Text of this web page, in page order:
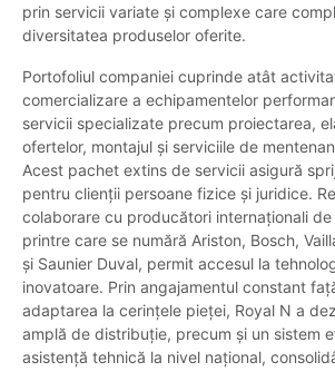
prin servicii variate și complexe care
diversitatea produselor oferite.
Portofoliul companiei cuprinde atât
comercializare a echipamentelor
servicii specializate precum proiectarea,
ofertelor, montajul și serviciile de
Acest pachet extins de servicii asigură
pentru clienții persoane fizice și juridice.
colaborare cu producători internaționali
printre care se numără Ariston, Bosch,
și Saunier Duval, permit accesul la
inovatoare. Prin angajamentul constant
adaptarea la cerințele pieței, Royal N a
amplă de distribuție, precum și un sistem
asistență tehnică la nivel național,